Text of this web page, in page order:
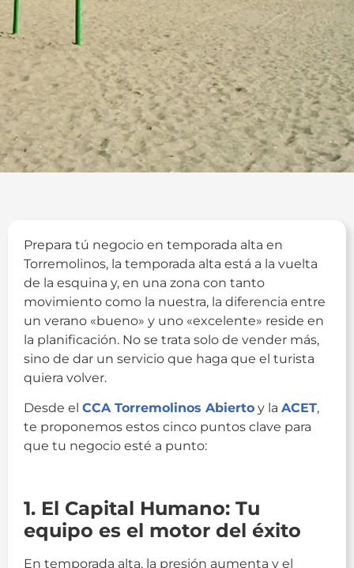
Prepara tú negocio en temporada alta en
Torremolinos, la temporada alta está a la vuelta
de la esquina y, en una zona con tanto
movimiento como la nuestra, la diferencia entre
un verano «bueno» y uno «excelente» reside en
la planificación. No se trata solo de vender más,
sino de dar un servicio que haga que el turista
quiera volver.
Desde el CCA Torremolinos Abierto y la ACET,
te proponemos estos cinco puntos clave para
que tu negocio esté a punto:
1. El Capital Humano: Tu
equipo es el motor del éxito
En temporada alta, la presión aumenta y el